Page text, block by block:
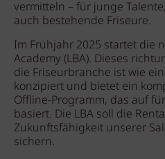
vermitteln – für junge
auch bestehende Friseure.
Im Frühjahr 2025 startet die
Academy (LBA). Dieses
die Friseurbranche ist wie
konzipiert und bietet ein
Offline-Programm, das auf
basiert. Die LBA soll die
Zukunftsfähigkeit unserer
sichern.